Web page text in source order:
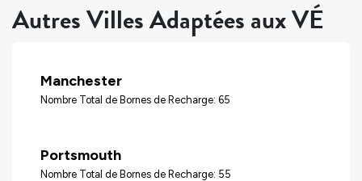
Autres Villes Adaptées aux VÉ
Manchester
Nombre Total de Bornes de Recharge: 65
Portsmouth
Nombre Total de Bornes de Recharge: 55